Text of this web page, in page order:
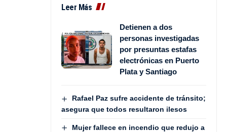
Leer Más
Detienen a dos
personas investigadas
por presuntas estafas
electrónicas en Puerto
Plata y Santiago
Rafael Paz sufre accidente de tránsito;
asegura que todos resultaron ilesos
Mujer fallece en incendio que redujo a